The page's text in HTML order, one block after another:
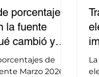
porcentajes
la fuente
cambió y
sin de
Marzo 2026: